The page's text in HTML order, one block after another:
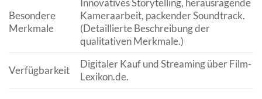
Besondere
Merkmale
Innovatives Storytelling, herausragende
Kameraarbeit, packender Soundtrack.
(Detaillierte Beschreibung der
qualitativen Merkmale.)
Verfügbarkeit
Digitaler Kauf und Streaming über Film-
Lexikon.de.